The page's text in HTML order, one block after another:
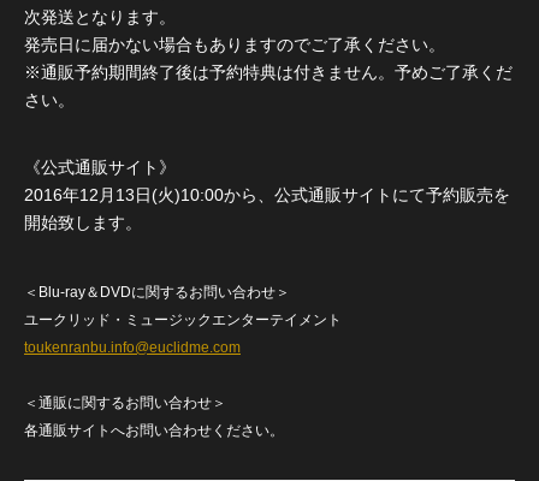
次発送となります。
発売日に届かない場合もありますのでご了承ください。
※通販予約期間終了後は予約特典は付きません。予めご了承くだ
さい。
《公式通販サイト》
2016年12月13日(火)10:00から、公式通販サイトにて予約販売を
開始致します。
＜Blu-ray＆DVDに関するお問い合わせ＞
ユークリッド・ミュージックエンターテイメント
toukenranbu.info@euclidme.com
＜通販に関するお問い合わせ＞
各通販サイトへお問い合わせください。